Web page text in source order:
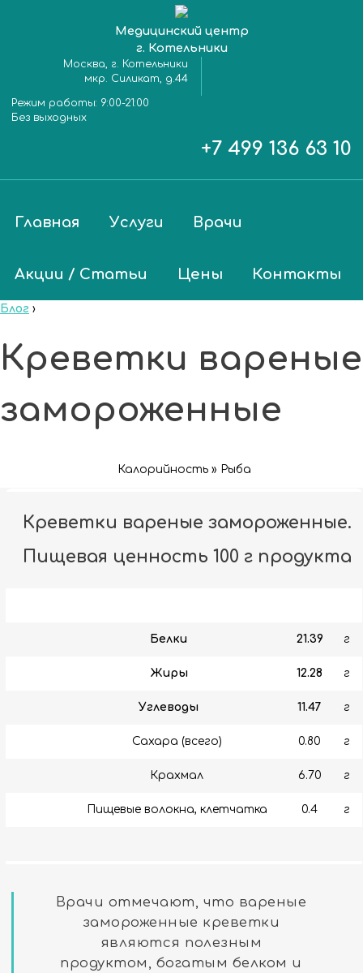
Медицинский центр
г. Котельники
Москва, г. Котельники
мкр. Силикат, д.44
Режим работы: 9:00-21:00
Без выходных
+7 499 136 63 10
Главная Услуги Врачи
Акции / Статьи Цены Контакты
Блог ›
Креветки вареные
замороженные
Калорийность » Рыба
Креветки вареные замороженные.
Пищевая ценность 100 г продукта
Белки 21.39 г
Жиры 12.28 г
Углеводы 11.47 г
Сахара (всего) 0.80 г
Крахмал 6.70 г
Пищевые волокна, клетчатка 0.4 г
Врачи отмечают, что вареные
замороженные креветки
являются полезным
продуктом, богатым белком и